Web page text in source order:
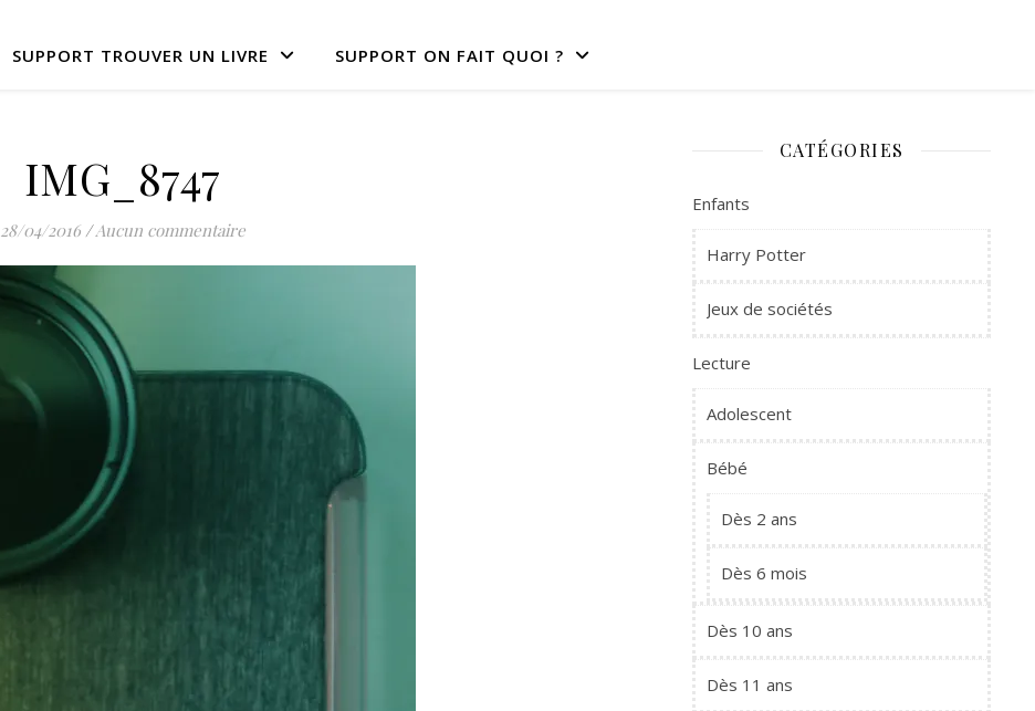
SUPPORT TROUVER UN LIVRE SUPPORT ON FAIT QUOI ?
IMG_8747
28/04/2016 /Aucun commentaire
CATÉGORIES
Enfants
Harry Potter
Jeux de sociétés
Lecture
Adolescent
Bébé
Dès 2 ans
Dès 6 mois
Dès 10 ans
Dès 11 ans